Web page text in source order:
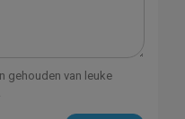
gehouden van leuke